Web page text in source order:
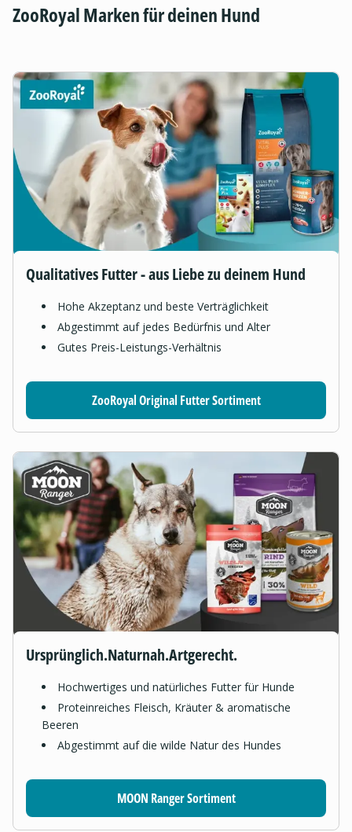
ZooRoyal Marken für deinen Hund
Qualitatives Futter - aus Liebe zu deinem Hund
Hohe Akzeptanz und beste Verträglichkeit
Abgestimmt auf jedes Bedürfnis und Alter
Gutes Preis-Leistungs-Verhältnis
ZooRoyal Original Futter Sortiment
Ursprünglich.Naturnah.Artgerecht.
Hochwertiges und natürliches Futter für Hunde
Proteinreiches Fleisch, Kräuter & aromatische
Beeren
Abgestimmt auf die wilde Natur des Hundes
MOON Ranger Sortiment